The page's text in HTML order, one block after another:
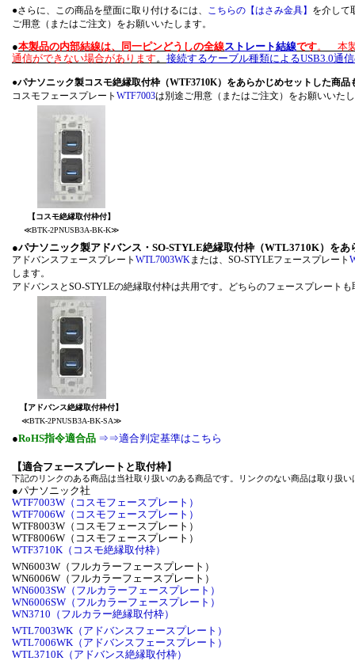
●さらに、この商品を壁面に取り付けるには、 こちらの【はさみ金具】 を介して
ご用意（またはご注文）をお願いいたします。
●本製品の内部結線は、同一ピンどうしの全線ストレート結線です。 本
通信ができない場合があります 。 接続するケーブル種類によるUSB3.0通
●パナソニック製コスモ絶縁取付枠（WTF3710K）をあらかじめセットした商品
コスモフェースプレート WTF7003は別途ご用意（またはご注文）をお願
【コスモ絶縁取付枠付】
≪BTK-2PNUSB3A-BK-K≫
●パナソニック製アドバンス・SO-STYLE絶縁取付枠（WTL3710K）を
アドバンスフェースプレート WTL7003WK または、SO-STYLEフェースプレート
します。
アドバンスとSO-STYLEの絶縁取付枠は共用です。どちらのフェースプ
【アドバンス絶縁取付枠付】
≪BTK-2PNUSB3A-BK-SA≫
●RoHS指令適合品 ⇒⇒適合判定基準はこちら
【適合フェースプレートと取付枠】
下記のリンクのある商品は当社取り扱いのある商品です。リンクのない商品は取り扱
●パナソニック社
WTF7003W（コスモフェースプレート）
WTF7006W（コスモフェースプレート）
WTF8003W（コスモフェースプレート）
WTF8006W（コスモフェースプレート）
WTF3710K（コスモ絶縁取付枠）
WN6003W（フルカラーフェースプレート）
WN6006W（フルカラーフェースプレート）
WN6003SW（フルカラーフェースプレート）
WN6006SW（フルカラーフェースプレート）
WN3710（フルカラー絶縁取付枠）
WTL7003WK（アドバンスフェースプレート）
WTL7006WK（アドバンスフェースプレート）
WTL3710K（アドバンス絶縁取付枠）